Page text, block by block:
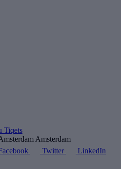
Amsterdam
Twitter LinkedIn